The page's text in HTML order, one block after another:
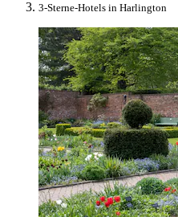
3-Sterne-Hotels in Harlington